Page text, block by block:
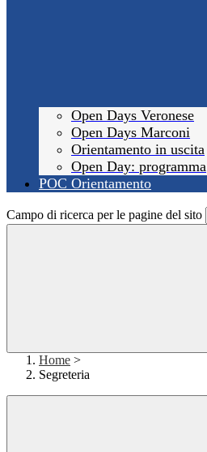
Open Days Veronese
Open Days Marconi
Orientamento in uscita
Open Day: programma
POC Orientamento
Campo di ricerca per le pagine del sito
Home >
Segreteria